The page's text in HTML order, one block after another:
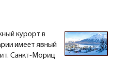
курорт в
имеет явный
Санкт-Мориц